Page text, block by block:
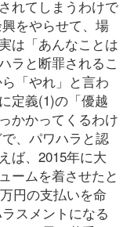
れてしまうわけで
をやらせて、場
は「あんなことは
ラと断罪されるこ
「やれ」と言わ
定義(1)の「優越
かかってくるわけ
、パワハラと認
ば、2015年に大
ームを着させたと
円の支払いを命
スメントになる